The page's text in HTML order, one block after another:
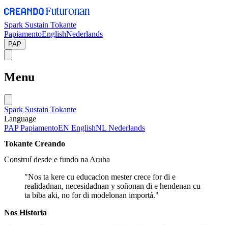
Spark Sustain Tokante
PapiamentoEnglishNederlands
PAP
Menu
Spark Sustain Tokante
Language
PAPPapiamentoEN EnglishNL Nederlands
Tokante Creando
Construí desde e fundo na Aruba
"Nos ta kere cu educacion mester crece for di e
realidadnan, necesidadnan y soñonan di e hendenan cu
ta biba aki, no for di modelonan importá."
Nos Historia